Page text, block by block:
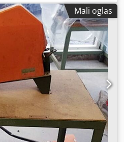
Mali oglas